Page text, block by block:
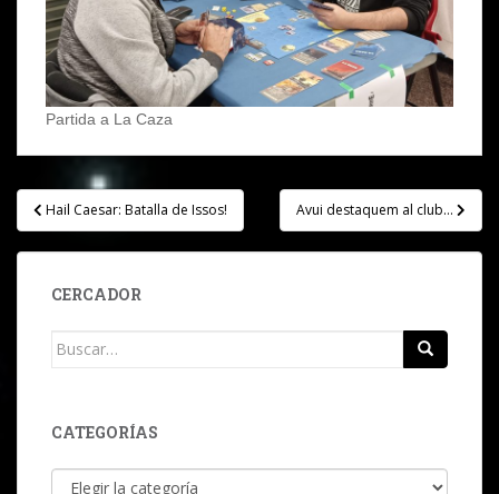
Partida a La Caza
Navegación
de
entradas
Hail Caesar: Batalla de Issos! Avui destaquem al club…
CERCADOR
Buscar:
CATEGORÍAS
Categorías